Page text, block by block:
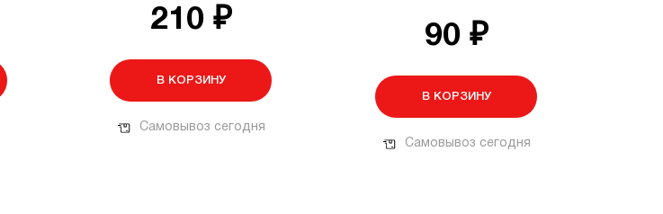
210 ₽
В КОРЗИНУ
Самовывоз сегодня
90 ₽
В КОРЗИНУ
Самовывоз сегодня